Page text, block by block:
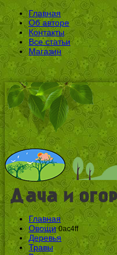
Главная
Об авторе
Контакты
Все статьи
Магазин
Главная
Овощи 0ac4ff
Деревья
Травы